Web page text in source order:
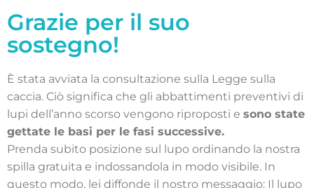
Grazie per il suo
sostegno!
È stata avviata la consultazione sulla Legge sulla
caccia. Ciò significa che gli abbattimenti preventivi di
lupi dell’anno scorso vengono riproposti e sono state
gettate le basi per le fasi successive.
Prenda subito posizione sul lupo ordinando la nostra
spilla gratuita e indossandola in modo visibile. In
questo modo, lei diffonde il nostro messaggio: Il lupo